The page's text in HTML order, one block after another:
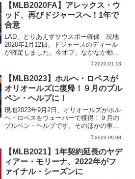
【MLB2020FA】アレックス・ウ
ッド、再びドジャースへ！1年で
合意
LAD、とりあえずサウスポー確保 現地
2020年1月12日、ドジャースのディール
が確定しました。今オフ、なかなか動か
2020.01.13
【MLB2023】ホルヘ・ロペスが
オリオールズに復帰！９月のブル
ペン・ヘルプに！
現地2023年9月2日、オリオールズがホル
ヘ・ロペスをウェーバーで獲得！９月の
ブルペン・ヘルプです。そのほかの事情
2023.09.03
【MLB2021】1年契約延長のヤデ
ィアー・モリーナ、2022年がフ
ァイナル・シーズンに